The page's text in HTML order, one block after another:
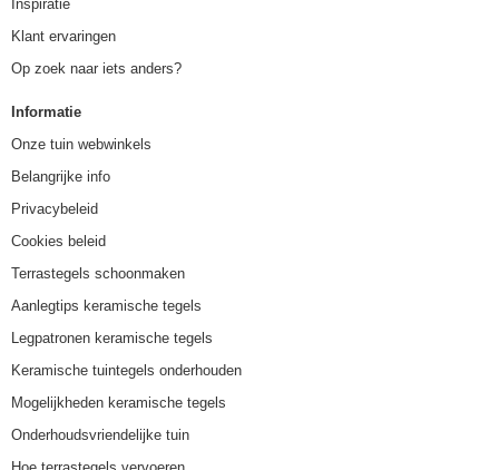
Inspiratie
Klant ervaringen
Op zoek naar iets anders?
Informatie
Onze tuin webwinkels
Belangrijke info
Privacybeleid
Cookies beleid
Terrastegels schoonmaken
Aanlegtips keramische tegels
Legpatronen keramische tegels
Keramische tuintegels onderhouden
Mogelijkheden keramische tegels
Onderhoudsvriendelijke tuin